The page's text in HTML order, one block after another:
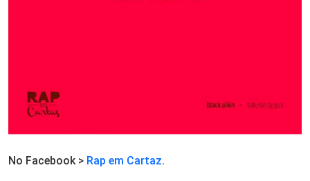
No Facebook > Rap em Cartaz.